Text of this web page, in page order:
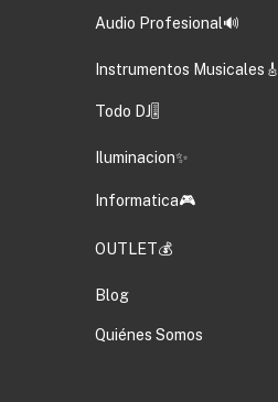
Audio Profesional🔊
Instrumentos Musicales🎸
Todo DJ🎚️
Iluminacion✨
Informatica🎮
OUTLET💰
Blog
Quiénes Somos